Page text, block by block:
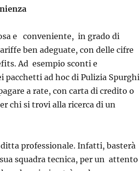
e conveniente, in grado di
ben adeguate, con delle cifre
Ad esempio sconti e
pacchetti ad hoc di Pulizia Spurghi
a rate, con carta di credito o
chi si trovi alla ricerca di un
professionale. Infatti, basterà
squadra tecnica, per un attento